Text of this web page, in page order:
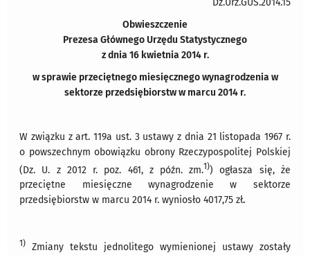
Obwieszczenie
Prezesa Głównego Urzędu Statystycznego
z dnia 16 kwietnia 2014 r.
w sprawie przeciętnego miesięcznego wynagrodzenia w
sektorze przedsiębiorstw w marcu 2014 r.
W związku z art. 119a ust. 3 ustawy z dnia 21 listopada 1967 r.
o powszechnym obowiązku obrony Rzeczypospolitej Polskiej
(Dz. U. z 2012 r. poz. 461, z późn. zm.1)) ogłasza się, że
przeciętne miesięczne wynagrodzenie w sektorze
przedsiębiorstw w marcu 2014 r. wyniosło 4017,75 zł.
1)
Zmiany tekstu jednolitego wymienionej ustawy zostały